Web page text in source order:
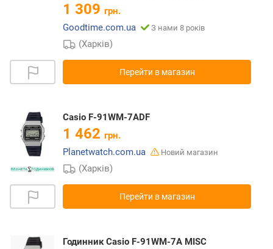
1 309 грн.
Goodtime.com.ua
З нами 8 років
(Харків)
Перейти в магазин
Casio F-91WM-7ADF
1 462 грн.
Planetwatch.com.ua
Новий магазин
(Харків)
Перейти в магазин
Годинник Casio F-91WM-7A MISC